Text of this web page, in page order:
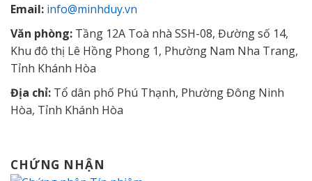
Email: info@minhduy.vn
Văn phòng: Tầng 12A Toà nhà SSH-08, Đường số 14,
Khu đô thị Lê Hồng Phong 1, Phường Nam Nha Trang,
Tỉnh Khánh Hòa
Địa chỉ: Tổ dân phố Phú Thạnh, Phường Đông Ninh
Hòa, Tỉnh Khánh Hòa
CHỨNG NHẬN